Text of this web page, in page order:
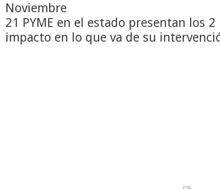
Noviembre
21 PYME en el estado presentan los
impacto en lo que va de su